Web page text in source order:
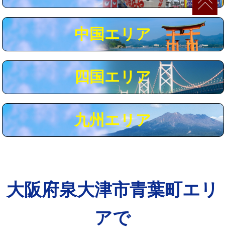
追加人工 16,500円
※給水管工事は20mmまでの価格です。
中国エリア
四国エリア
九州エリア
大阪府泉大津市青葉町エリ
アで